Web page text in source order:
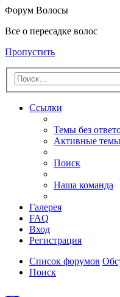
Форум Волосы
Все о пересадке волос
Пропустить
Ссылки
Темы без
Активные темы
Поиск
Наша команда
Галерея
FAQ
Вход
Регистрация
Список форумов
Поиск